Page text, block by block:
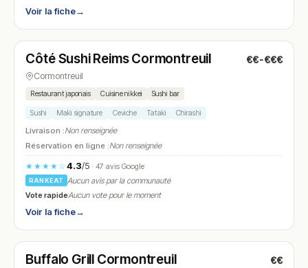
Voir la fiche→
N° 10
Côté Sushi Reims Cormontreuil €€-€€€
Cormontreuil
Restaurant japonais Cuisine nikkei Sushi bar
Sushi Maki signature Ceviche Tataki Chirashi
Livraison :Non renseignée
Réservation en ligne :Non renseignée
★★★★☆4.3/5· 47 avis Google
RANKEAT
Aucun avis par la communauté
Vote rapideAucun vote pour le moment
Voir la fiche→
N° 11
Buffalo Grill Cormontreuil €€